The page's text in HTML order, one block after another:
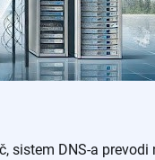
sistem DNS-a prevodi